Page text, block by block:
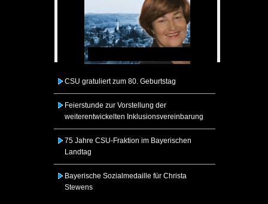
CSU gratuliert zum 80. Geburtstag
Feierstunde zur Vorstellung der
weiterentwickelten Inklusionsvereinbarung
75 Jahre CSU-Fraktion im Bayerischen
Landtag
Bayerische Sozialmedaille für Christa
Stewens